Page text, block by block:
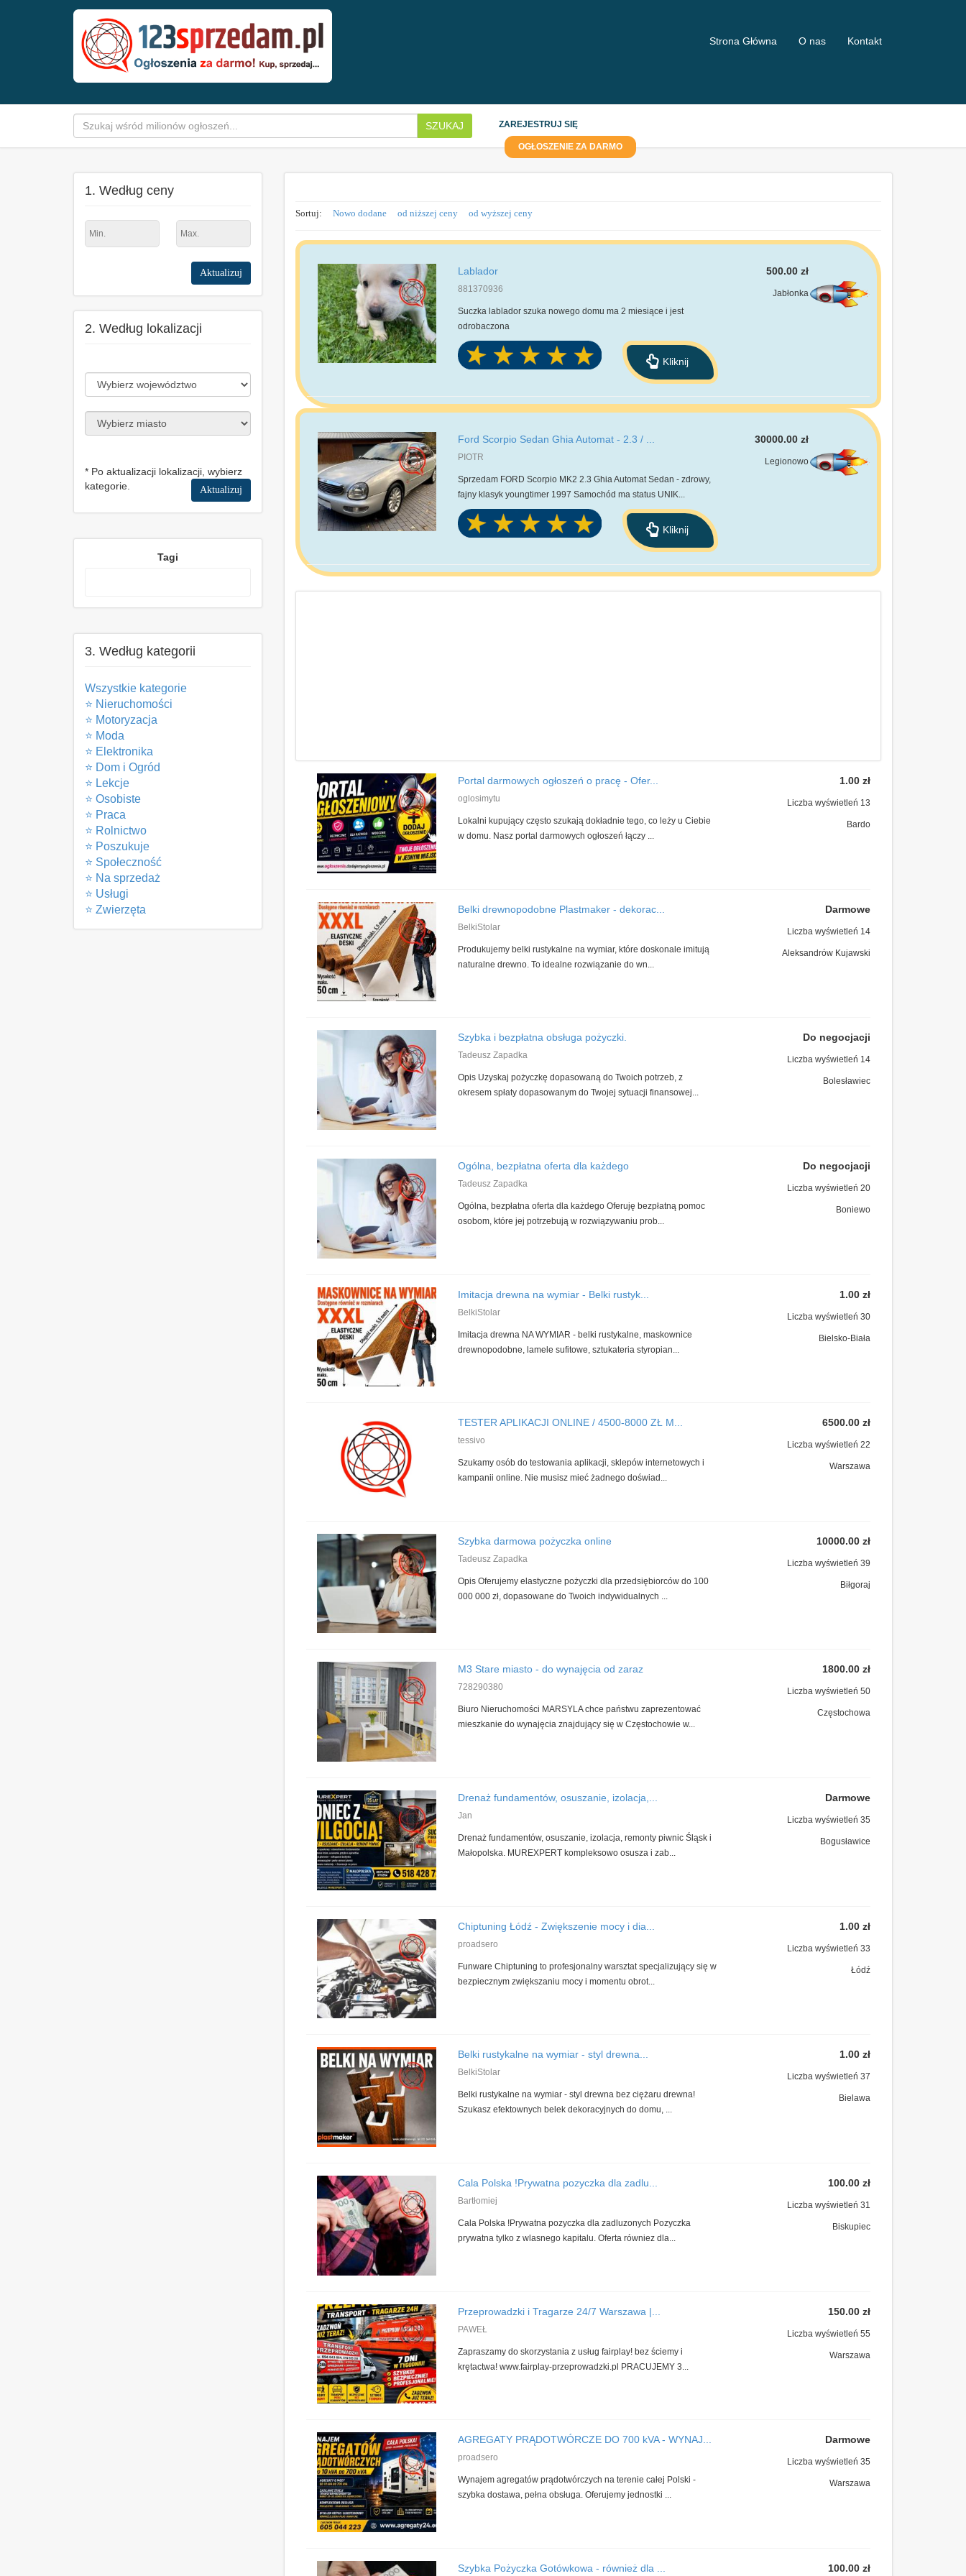
Strona Główna O nas Kontakt
SZUKAJ ZAREJESTRUJ SIĘ
OGŁOSZENIE ZA DARMO
1. Według ceny
Aktualizuj
2. Według lokalizacji
* Po aktualizacji lokalizacji, wybierz
kategorie.
Aktualizuj
Tagi
3. Według kategorii
Wszystkie kategorie
⭐ Nieruchomości
⭐ Motoryzacja
⭐ Moda
⭐ Elektronika
⭐ Dom i Ogród
⭐ Lekcje
⭐ Osobiste
⭐ Praca
⭐ Rolnictwo
⭐ Poszukuje
⭐ Społeczność
⭐ Na sprzedaż
⭐ Usługi
⭐ Zwierzęta
Sortuj: Nowo dodane od niższej ceny od wyższej ceny
Lablador
881370936
Suczka lablador szuka nowego domu ma 2 miesiące i jest
odrobaczona
Kliknij
500.00 zł
Jabłonka
Ford Scorpio Sedan Ghia Automat - 2.3 / ...
PIOTR
Sprzedam FORD Scorpio MK2 2.3 Ghia Automat Sedan - zdrowy,
fajny klasyk youngtimer 1997 Samochód ma status UNIK...
Kliknij
30000.00 zł
Legionowo
Portal darmowych ogłoszeń o pracę - Ofer...
oglosimytu
Lokalni kupujący często szukają dokładnie tego, co leży u Ciebie
w domu. Nasz portal darmowych ogłoszeń łączy ...
1.00 zł
Liczba wyświetleń 13
Bardo
Belki drewnopodobne Plastmaker - dekorac...
BelkiStolar
Produkujemy belki rustykalne na wymiar, które doskonale imitują
naturalne drewno. To idealne rozwiązanie do wn...
Darmowe
Liczba wyświetleń 14
Aleksandrów Kujawski
Szybka i bezpłatna obsługa pożyczki.
Tadeusz Zapadka
Opis Uzyskaj pożyczkę dopasowaną do Twoich potrzeb, z
okresem spłaty dopasowanym do Twojej sytuacji finansowej...
Do negocjacji
Liczba wyświetleń 14
Bolesławiec
Ogólna, bezpłatna oferta dla każdego
Tadeusz Zapadka
Ogólna, bezpłatna oferta dla każdego Oferuję bezpłatną pomoc
osobom, które jej potrzebują w rozwiązywaniu prob...
Do negocjacji
Liczba wyświetleń 20
Boniewo
Imitacja drewna na wymiar - Belki rustyk...
BelkiStolar
Imitacja drewna NA WYMIAR - belki rustykalne, maskownice
drewnopodobne, lamele sufitowe, sztukateria styropian...
1.00 zł
Liczba wyświetleń 30
Bielsko-Biała
TESTER APLIKACJI ONLINE / 4500-8000 ZŁ M...
tessivo
Szukamy osób do testowania aplikacji, sklepów internetowych i
kampanii online. Nie musisz mieć żadnego doświad...
6500.00 zł
Liczba wyświetleń 22
Warszawa
Szybka darmowa pożyczka online
Tadeusz Zapadka
Opis Oferujemy elastyczne pożyczki dla przedsiębiorców do 100
000 000 zł, dopasowane do Twoich indywidualnych ...
10000.00 zł
Liczba wyświetleń 39
Biłgoraj
M3 Stare miasto - do wynajęcia od zaraz
728290380
Biuro Nieruchomości MARSYLA chce państwu zaprezentować
mieszkanie do wynajęcia znajdujący się w Częstochowie w...
1800.00 zł
Liczba wyświetleń 50
Częstochowa
Drenaż fundamentów, osuszanie, izolacja,...
Jan
Drenaż fundamentów, osuszanie, izolacja, remonty piwnic Śląsk i
Małopolska. MUREXPERT kompleksowo osusza i zab...
Darmowe
Liczba wyświetleń 35
Bogusławice
Chiptuning Łódź - Zwiększenie mocy i dia...
proadsero
Funware Chiptuning to profesjonalny warsztat specjalizujący się w
bezpiecznym zwiększaniu mocy i momentu obrot...
1.00 zł
Liczba wyświetleń 33
Łódź
Belki rustykalne na wymiar - styl drewna...
BelkiStolar
Belki rustykalne na wymiar - styl drewna bez ciężaru drewna!
Szukasz efektownych belek dekoracyjnych do domu, ...
1.00 zł
Liczba wyświetleń 37
Bielawa
Cala Polska !Prywatna pozyczka dla zadlu...
Bartłomiej
Cala Polska !Prywatna pozyczka dla zadluzonych Pozyczka
prywatna tylko z wlasnego kapitalu. Oferta równiez dla...
100.00 zł
Liczba wyświetleń 31
Biskupiec
Przeprowadzki i Tragarze 24/7 Warszawa |...
PAWEŁ
Zapraszamy do skorzystania z usług fairplay! bez ściemy i
krętactwa! www.fairplay-przeprowadzki.pl PRACUJEMY 3...
150.00 zł
Liczba wyświetleń 55
Warszawa
AGREGATY PRĄDOTWÓRCZE DO 700 kVA - WYNAJ...
proadsero
Wynajem agregatów prądotwórczych na terenie całej Polski -
szybka dostawa, pełna obsługa. Oferujemy jednostki ...
Darmowe
Liczba wyświetleń 35
Warszawa
Szybka Pożyczka Gotówkowa - również dla ... 100.00 zł